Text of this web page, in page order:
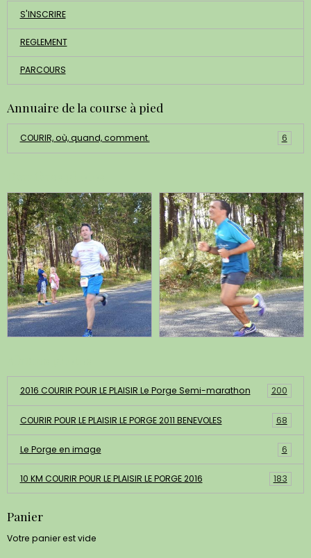
S'INSCRIRE
REGLEMENT
PARCOURS
Annuaire de la course à pied
COURIR, où, quand, comment. 6
2016 COURIR POUR LE PLAISIR Le Porge Semi-marathon 200
COURIR POUR LE PLAISIR LE PORGE 2011 BENEVOLES 68
Le Porge en image 6
10 KM COURIR POUR LE PLAISIR LE PORGE 2016 183
Panier
Votre panier est vide